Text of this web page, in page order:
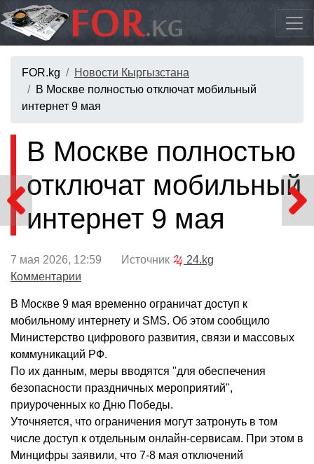
FOR.kg
Новости Кыргызстана
В Москве полностью отключат мобильный
интернет 9 мая
В Москве полностью
отключат мобильный
интернет 9 мая
7 мая 2026, 12:59 Источник
24.kg
Комментарии
В Москве 9 мая временно ограничат доступ к
мобильному интернету и SMS. Об этом сообщило
Министерство цифрового развития, связи и массовых
коммуникаций РФ.
По их данным, меры вводятся "для обеспечения
безопасности праздничных мероприятий",
приуроченных ко Дню Победы.
Уточняется, что ограничения могут затронуть в том
числе доступ к отдельным онлайн-сервисам. При этом в
Минцифры заявили, что 7-8 мая отключений